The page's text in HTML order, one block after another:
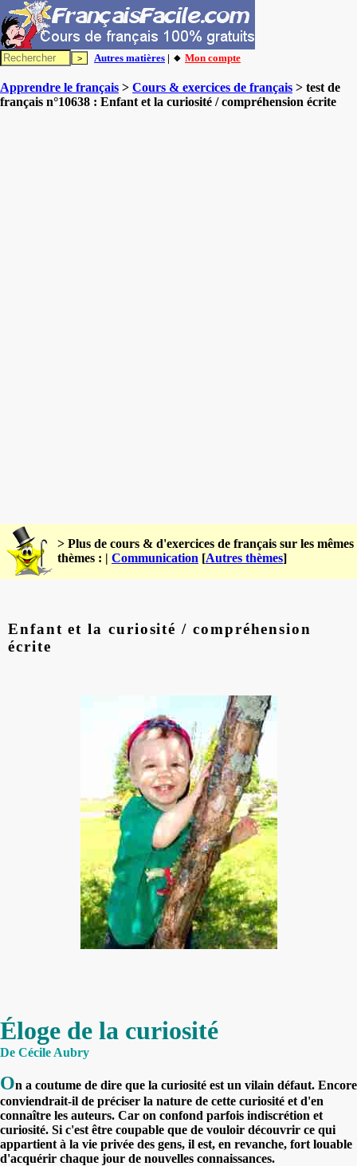
Autres matières | 🔸 Mon compte
Apprendre le français > Cours & exercices de français > test de
français n°10638 : Enfant et la curiosité / compréhension écrite
> Plus de cours & d'exercices de français sur les mêmes
thèmes : | Communication [Autres thèmes]
Enfant et la curiosité / compréhension
écrite
Éloge de la curiosité
De Cécile Aubry
On a coutume de dire que la curiosité est un vilain défaut. Encore
conviendrait-il de préciser la nature de cette curiosité et d'en
connaître les auteurs. Car on confond parfois indiscrétion et
curiosité. Si c'est être coupable que de vouloir découvrir ce qui
appartient à la vie privée des gens, il est, en revanche, fort louable
d'acquérir chaque jour de nouvelles connaissances.